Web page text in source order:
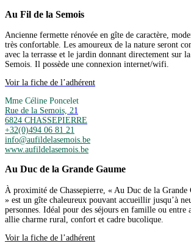
Au Fil de la Semois
Ancienne fermette rénovée en gîte de caractère,
très confortable. Les amoureux de la nature seront
avec la terrasse et le jardin donnant directement sur la
Semois. Il possède une connexion internet/wifi.
Voir la fiche de l’adhérent
Mme Céline Poncelet
Rue de la Semois, 21
6824 CHASSEPIERRE
+32(0)494 06 81 21
info@aufildelasemois.be
www.aufildelasemois.be
Au Duc de la Grande Gaume
À proximité de Chassepierre, « Au Duc de la Grande
» est un gîte chaleureux pouvant accueillir jusqu’à
personnes. Idéal pour des séjours en famille ou entre
allie charme rural, confort et cadre bucolique.
Voir la fiche de l’adhérent